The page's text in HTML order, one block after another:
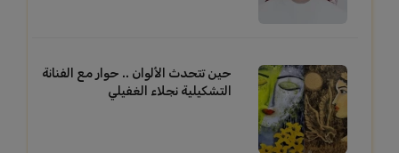
حين تتحدث الألوان .. حوار مع الفنانة
التشكيلية نجلاء الغفيلي